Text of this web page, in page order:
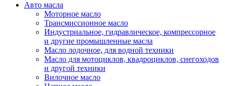
Авто масла
Моторное масло
Трансмиссионное масло
Индустриальное, гидравлическое, компрессорное
и другие промышленные масла
Масло лодочное, для водной техники
Масло для мотоциклов, квадроциклов, снегоходов
и другой техники
Вилочное масло